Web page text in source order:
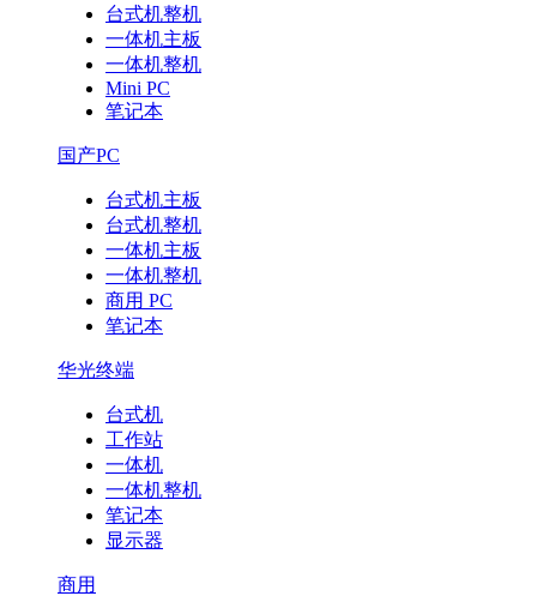
台式机整机
一体机主板
一体机整机
Mini PC
笔记本
国产PC
台式机主板
台式机整机
一体机主板
一体机整机
商用 PC
笔记本
华光终端
台式机
工作站
一体机
一体机整机
笔记本
显示器
商用